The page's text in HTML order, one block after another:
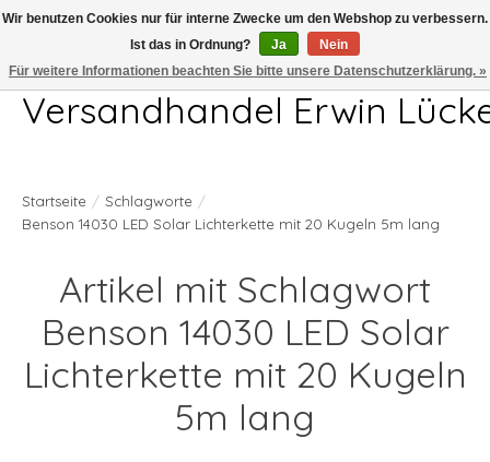
Telefon 04407 715872 MO-DO 7.00-17.00Uhr FR 7.00-13.00Uhr
Versandhandel Erwin
Startseite / Schlagworte /
Benson 14030 LED Solar Lichterkette mit 20 Kugeln 5m lang
Artikel mit Schlagwort
Benson 14030 LED Solar
Lichterkette mit 20 Kugeln
5m lang
Wir benutzen Cookies nur für interne Zwecke um den Webshop zu verbessern.
Ist das in Ordnung?
Ja
Nein
Für weitere Informationen beachten Sie bitte unsere Datenschutzerklärung. »